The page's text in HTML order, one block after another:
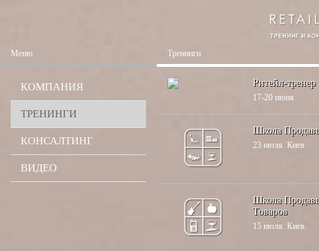
Меню
КОМПАНИЯ
ТРЕНИНГИ
КОНСАЛТИНГ
ВИДЕО
Тренинги
Ритейл-тренер
17-20 июня
Школа
23 июля. Киев
Школа
Товаров
15 июля. Киев.